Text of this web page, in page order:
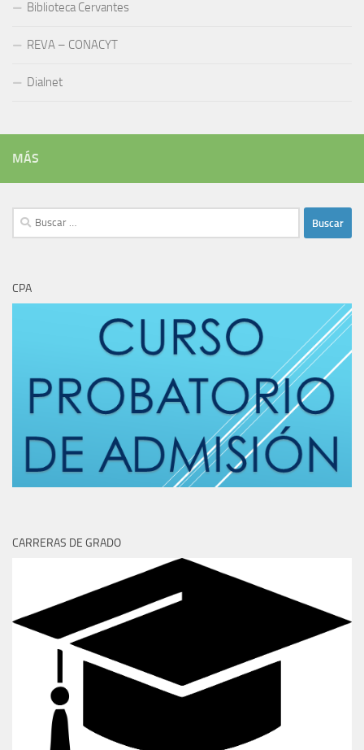
Biblioteca Cervantes
REVA – CONACYT
Dialnet
MÁS
Buscar:
CPA
CARRERAS DE GRADO